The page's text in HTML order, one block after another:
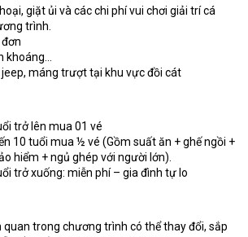
giặt ủi và các chi phí vui chơi giải trí cá
trình.
khoáng…
jeep, máng trượt tại khu vực đồi cát
trở lên mua 01 vé
10 tuổi mua ½ vé (Gồm suất ăn + ghế ngồi +
hiểm + ngủ ghép với người lớn).
trở xuống: miễn phí – gia đình tự lo
quan trong chương trình có thể thay đổi, sắp